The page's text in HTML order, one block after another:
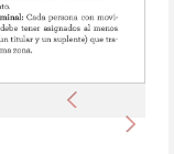
Anterior